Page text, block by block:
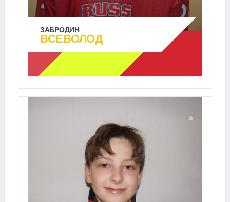
ЗАБРОДИН
ВСЕВОЛОД